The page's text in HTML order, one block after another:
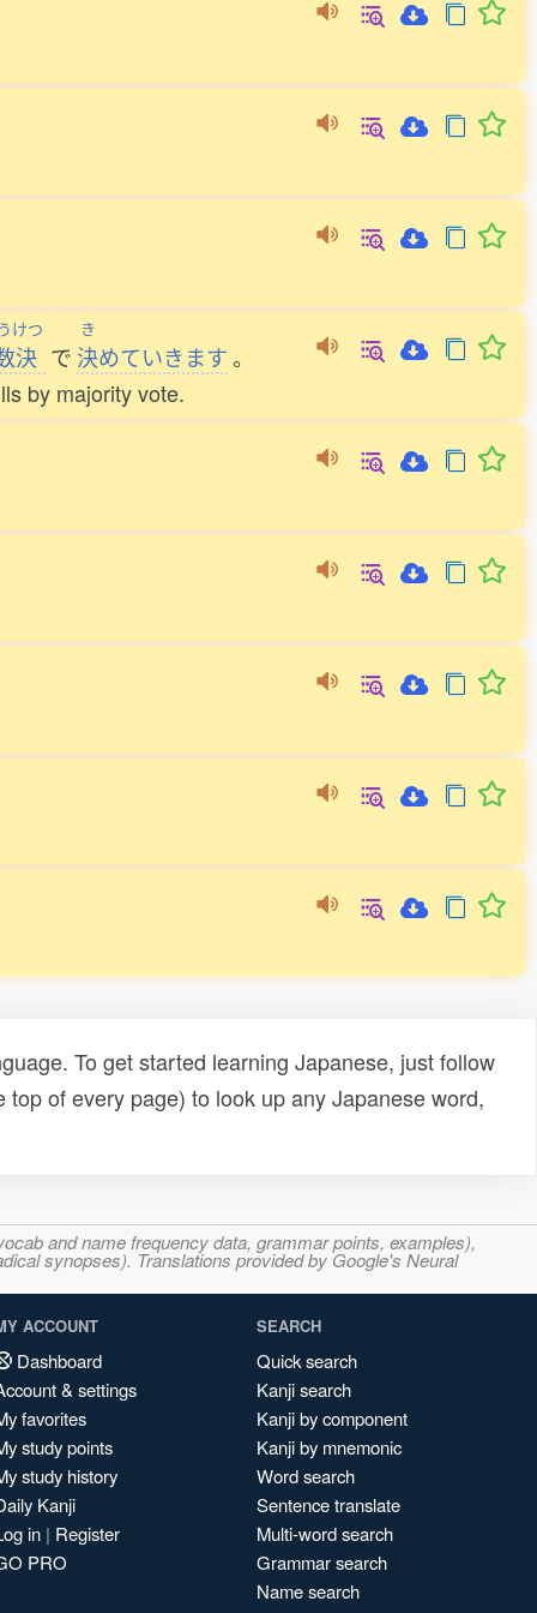
けつ
決 で
き
決めていきます。
by majority vote.
To get started learning Japanese, just follow
of every page) to look up any Japanese word,
and name frequency data, grammar points, examples),
synopses). Translations provided by Google's Neural
ACCOUNT
Dashboard
& settings
favorites
study points
study history
Kanji
in | Register
PRO
SEARCH
Quick search
Kanji search
Kanji by component
Kanji by mnemonic
Word search
Sentence translate
Multi-word search
Grammar search
Name search